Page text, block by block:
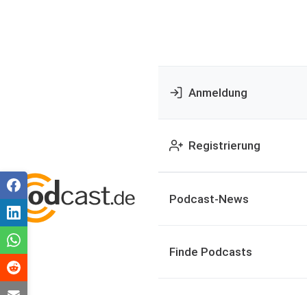
Anmeldung
Registrierung
Podcast-News
Finde Podcasts